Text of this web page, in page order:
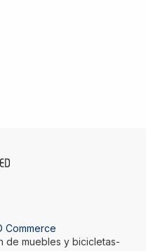
Commerce
de muebles y bicicletas-